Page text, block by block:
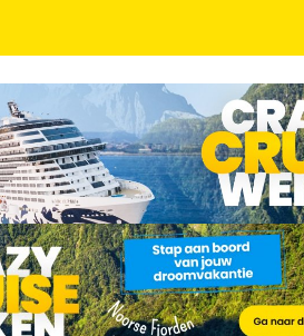
Fez incl. vlucht en ontbijt